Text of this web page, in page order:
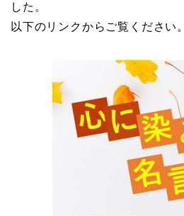
した。
以下のリンクからご覧ください。